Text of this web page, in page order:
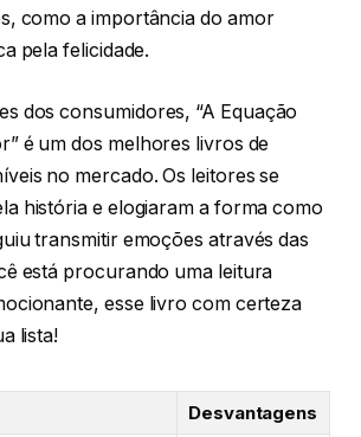
como a importância do amor
pela felicidade.
dos consumidores, “A Equação
é um dos melhores livros de
no mercado. Os leitores se
história e elogiaram a forma como
transmitir emoções através das
está procurando uma leitura
esse livro com certeza
lista!
Desvantagens